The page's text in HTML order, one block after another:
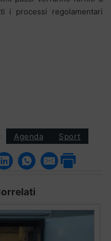
i processi regolamentari
Agenda Sport